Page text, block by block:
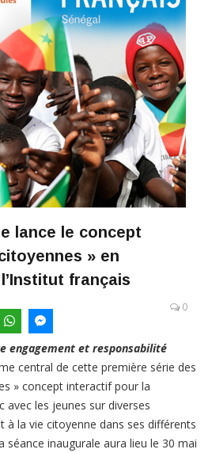
lance le concept
» en
français
0
engagement et responsabilité
central de cette première série des
» concept interactif pour la
les jeunes sur diverses
à la vie citoyenne dans ses différents
séance inaugurale aura lieu le 30 mai